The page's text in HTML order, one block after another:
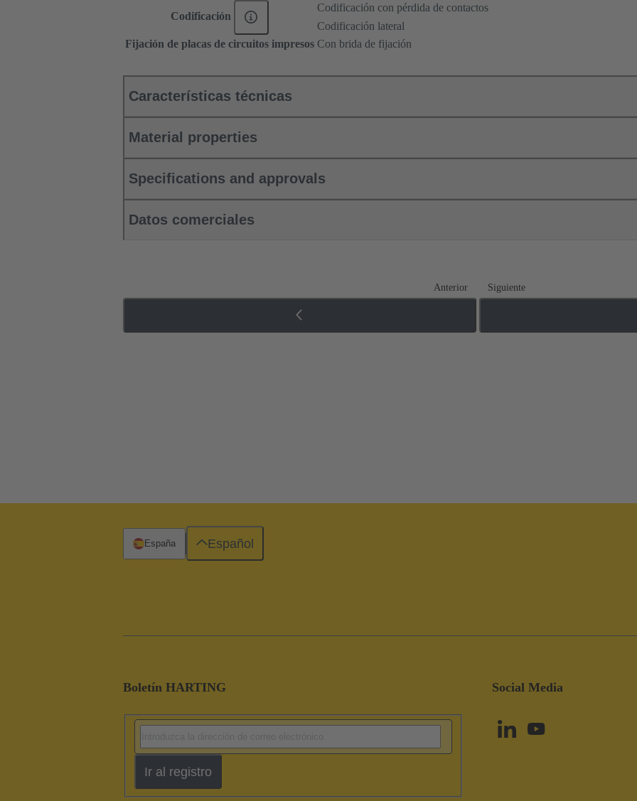
Codificación
Codificación con pérdida de contactos
Codificación lateral
Fijación de placas de circuitos impresos Con brida de fijación
Características técnicas
Material properties
Specifications and approvals
Datos comerciales
Anterior Siguiente
Boletín HARTING
Ir al registro
Social Media
España Español